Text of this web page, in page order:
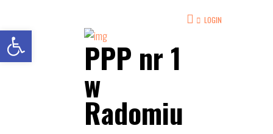
LOGIN
PPP nr 1
w
Radomiu
Open toolbar